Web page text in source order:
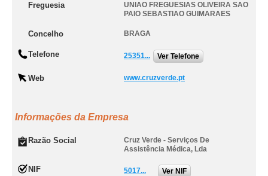
Freguesia
UNIAO FREGUESIAS OLIVEIRA SAO
PAIO SEBASTIAO GUIMARAES
Concelho BRAGA
Telefone 25351... Ver Telefone
Web www.cruzverde.pt
Informações da Empresa
Razão Social
Cruz Verde - Serviços De
Assistência Médica, Lda
NIF 5017... Ver NIF